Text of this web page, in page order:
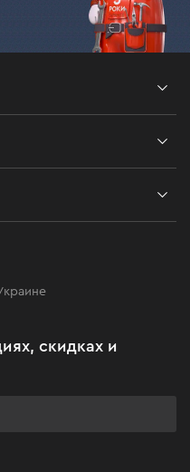
скидках и